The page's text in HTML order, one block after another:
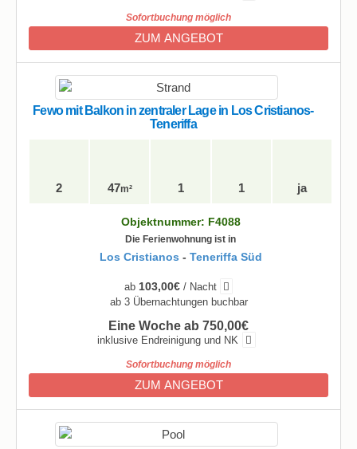
Sofortbuchung möglich
ZUM ANGEBOT
Fewo mit Balkon in zentraler Lage in Los Cristianos-
Teneriffa
2 47m² 1 1 ja
Objektnummer: F4088
Die Ferienwohnung ist in
Los Cristianos - Teneriffa Süd
ab 103,00€/ Nacht
ab 3 Übernachtungen buchbar
Eine Woche ab 750,00€
inklusive Endreinigung und NK
Sofortbuchung möglich
ZUM ANGEBOT